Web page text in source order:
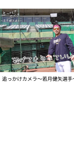
追っかけカメラ～若月健矢選手